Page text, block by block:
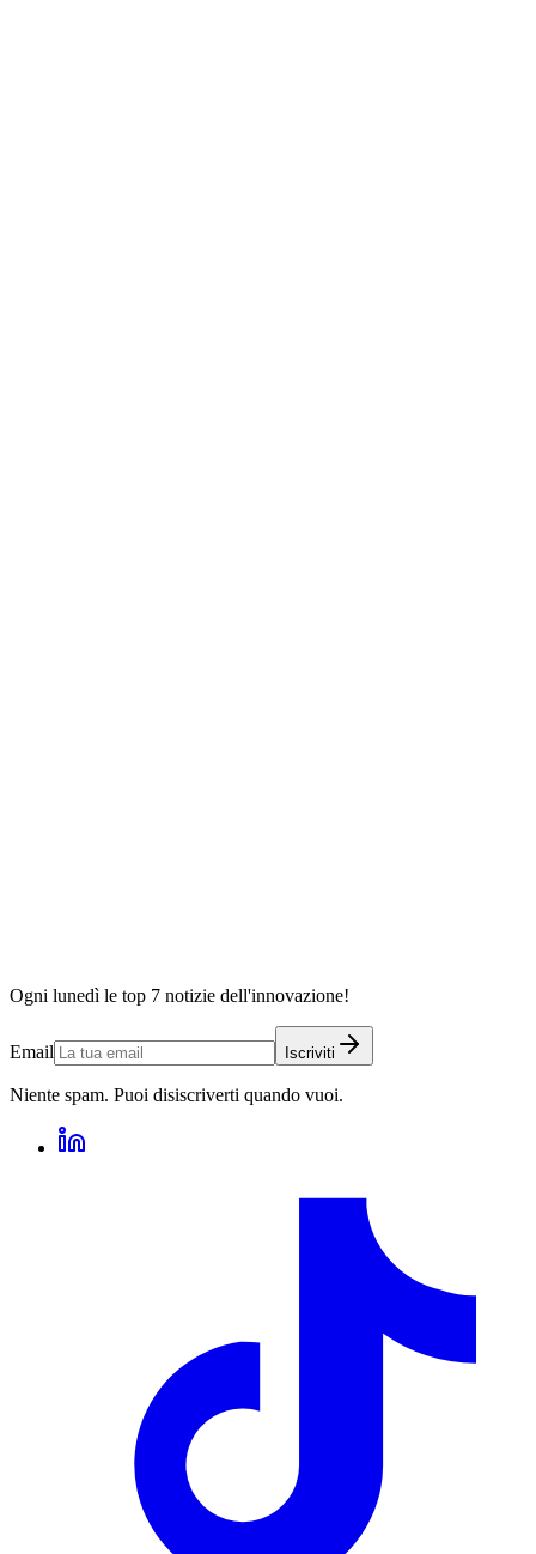
Ogni lunedì le top 7 notizie dell'innovazione!
Email Iscriviti
Niente spam. Puoi disiscriverti quando vuoi.